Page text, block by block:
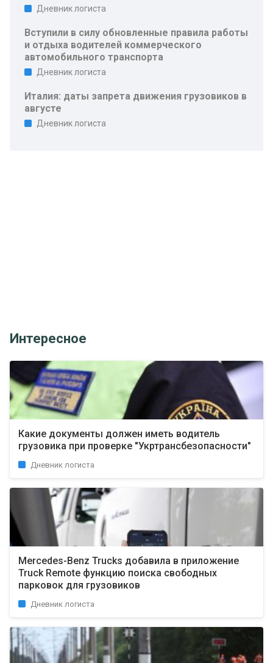
Дневник логиста
Вступили в силу обновленные правила работы
и отдыха водителей коммерческого
автомобильного транспорта
Дневник логиста
Италия: даты запрета движения грузовиков в
августе
Дневник логиста
Интересное
Какие документы должен иметь водитель
грузовика при проверке "Укртрансбезопасности"
Дневник логиста
Mercedes-Benz Trucks добавила в приложение
Truck Remote функцию поиска свободных
парковок для грузовиков
Дневник логиста